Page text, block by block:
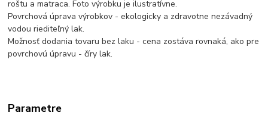
roštu a matraca. Foto výrobku je ilustratívne.
Povrchová úprava výrobkov - ekologicky a zdravotne nezávadný
vodou riediteľný lak.
Možnosť dodania tovaru bez laku - cena zostáva rovnaká, ako pre
povrchovú úpravu - číry lak.
Parametre